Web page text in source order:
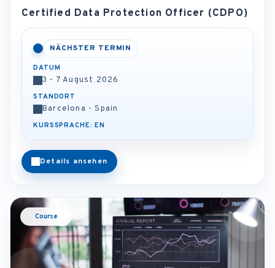
Certified Data Protection Officer (CDPO)
NÄCHSTER TERMIN
DATUM
3 - 7 August 2026
STANDORT
Barcelona - Spain
KURSSPRACHE: EN
Details ansehen
Course